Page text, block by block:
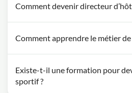
Comment devenir directeur
Comment apprendre le métier de
Existe-t-il une formation pour
sportif ?